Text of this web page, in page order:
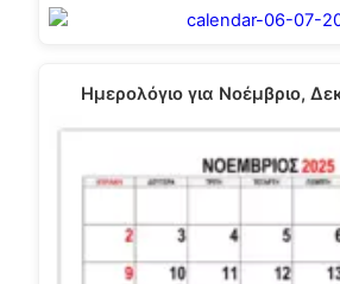
Ημερολόγιο για Νοέμβριο,